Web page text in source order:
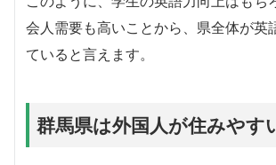
会人需要も高いことから、県全体が英
ていると言えます。
群馬県は外国人が住みやす